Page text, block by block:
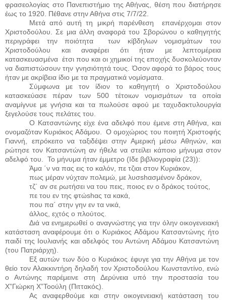
φρασεολογίας στο Πανεπιστήμιο της Αθήνας, θέση που διατήρησε
έως το 1920. Πέθανε στην Αθήνα στις 7/7/22.
Μετά από αυτή τη μικρή παρένθεση
επανέρχομαι στον
Χριστοδούλου. Σε μια άλλη αναφορά του Σβορώνου ο καθηγητής
περιγράφει την ποιότητα
των κίβδηλων νομισμάτων του
Χριστοδούλου και αναφέρει ότι ήταν με λεπτομέρεια
κατασκευασμένα έτσι που και οι χημικοί της εποχής δυσκολεύονταν
να διαπιστώσουν την γνησιότητά τους. Όσον αφορά το βάρος τους
ήταν με ακρίβεια ίδιο με τα πραγματικά νομίσματα.
Σύμφωνα με τον ίδιον το καθηγητή ο Χριστοδούλου
κατασκεύασε πέραν των 500 τέτοιων νομισμάτων τα οποία
αναμίγνυε με γνήσια και τα πωλούσε αφού με ταχυδακτυλουργία
ξεγελούσε τους πελάτες του.
Ο Κατσαντώνης είχε ένα αδελφό που έμενε στη Αθήνα, και
ονομαζόταν Κυριάκος Αδάμου.
Ο ομοχώριος του ποιητή Χριστοφής
Γιαννή, επρόκειτο να ταξιδέψει στην Αμερική μέσω Αθηνών, και
ρώτησε τον Κατσαντώνη αν ήθελε να στείλει κάποιο μήνυμα στον
αδελφό του.
Το μήνυμα ήταν έμμετρο (Ιδε βιβλιογραφία (23)):
Άμα ΄ν να πας εις το καλόν, πε τζιαι στον Κυριάκον,
πως μέραν νύχταν πολεμώ, με λυσshασμένον δράκον,
τζ΄ αν σε ρωτήσει να του πεις, ποιος εν ο δράκος τούτος,
πε του εν της φτώshας τα κακά,
που πα΄ στην γην εν τα νικά,
άλλος, εχτός ο πλούτος.
Διά να ενημερωθεί ο αναγνώστης για την όλην οικογενειακή
κατάσταση αναφέρουμε ότι ο Κυριάκος Αδάμου Κατσαντώνης ήτο
παιδί της Ιουλιανής και αδελφός του Αντώνη Αδάμου Κατσαντώνη
(του Πατριάρχη).
Εξ αυτών των δύο ο Κυριάκος έφυγε για την Αθήνα με τον
θείο τον Αλακκιντήρη δηλαδή τον Χριστοδούλου Κωνσταντίνο, ενώ
ο Αντώνης παρέμεινε στη Δερύνεια υπό την προστασία του
Χ”Γιώρκη Χ”Τοούλη (Πιττακός).
Ας αναφερθούμε και στην οικογενειακή κατάσταση του